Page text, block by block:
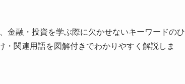
金融・投資を学ぶ際に欠かせないキーワードのひ
関連用語を図解付きでわかりやすく解説しま